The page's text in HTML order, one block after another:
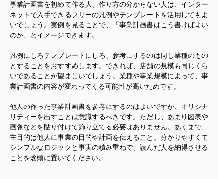
事業計画書を初めて作る人、作り方の分からない人は、インター
ネットで入手できるフリーの凡例やテンプレートを活用してもよ
いでしょう。実例を見ることで、「事業計画書はこう書けばよい
のか」とイメージできます。
凡例にしろテンプレートにしろ、参考にするのは同じ業種のもの
とすることをおすすめします。できれば、店舗の規模も同じくら
いであることが望ましいでしょう。業種や事業規模によって、事
業計画書の内容が変わってくる可能性が高いためです。
他人の作った事業計画書を参考にするのはよいですが、オリジナ
リティーを出すことは意識するべきです。ただし、あまり図表や
画像などを貼り付けて飾り立てる必要はありません。あくまで、
主目的は他人に事業の目的や計画を伝えること。分かりやすくて
シンプルなロジックと事実の積み重ねで、読んだ人を納得させる
ことを念頭に置いてください。